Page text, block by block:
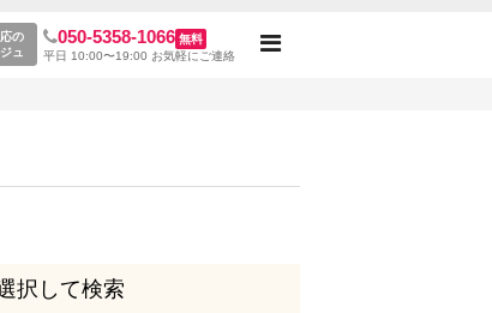
の
ュ
050-5358-1066 無料
平日 10:00〜19:00 お気軽にご連絡
Toggle
択して検索